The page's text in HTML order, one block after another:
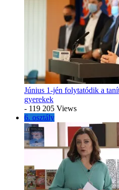
Június 1-jén folytatódik a
gyerekek
- 119 205 Views
6. osztály